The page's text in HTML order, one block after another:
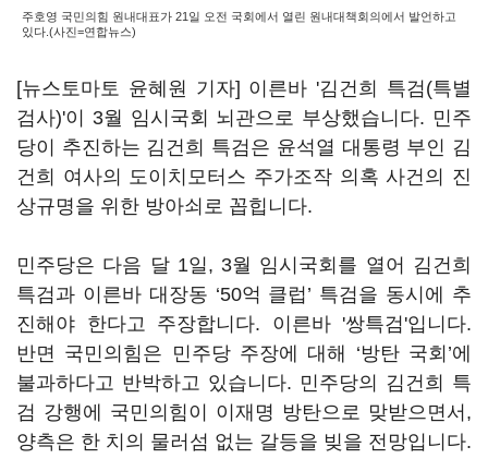
주호영 국민의힘 원내대표가 21일 오전 국회에서 열린 원내대책회의에서 발언하고
있다.(사진=연합뉴스)
[뉴스토마토 윤혜원 기자] 이른바 '김건희 특검(특별
검사)'이 3월 임시국회 뇌관으로 부상했습니다. 민주
당이 추진하는 김건희 특검은 윤석열 대통령 부인 김
건희 여사의 도이치모터스 주가조작 의혹 사건의 진
상규명을 위한 방아쇠로 꼽힙니다.
민주당은 다음 달 1일, 3월 임시국회를 열어 김건희
특검과 이른바 대장동 ‘50억 클럽’ 특검을 동시에 추
진해야 한다고 주장합니다. 이른바 '쌍특검'입니다.
반면 국민의힘은 민주당 주장에 대해 ‘방탄 국회’에
불과하다고 반박하고 있습니다. 민주당의 김건희 특
검 강행에 국민의힘이 이재명 방탄으로 맞받으면서,
양측은 한 치의 물러섬 없는 갈등을 빚을 전망입니다.